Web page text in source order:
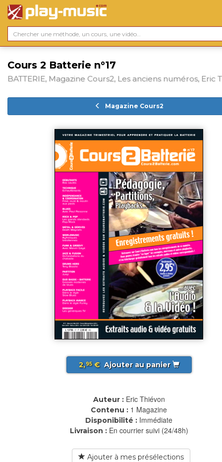
Cours 2 Batterie n°17
BATTERIE, Magazine Cours2, Les anciens numéros, Eric
Magazine Cours2
2,95€ Ajouter au panier
Auteur : Eric Thiévon
Contenu : 1 Magazine
Disponibilité : Immédiate
Livraison : En courrier suivi (24/48h)
Ajouter à mes présélections